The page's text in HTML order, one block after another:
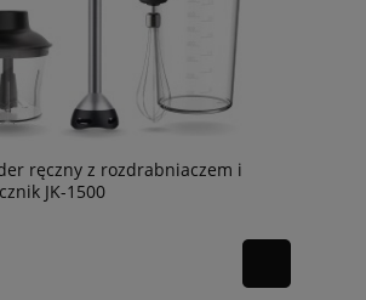
ręczny z rozdrabniaczem i
JK-1500